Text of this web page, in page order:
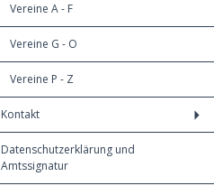
Vereine A - F
Vereine G - O
Vereine P - Z
Kontakt
Datenschutzerklärung und
Amtssignatur